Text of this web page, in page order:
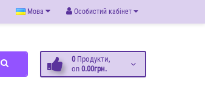
Особистий кабінет
Мова
0 Продукти,
on 0.00грн.